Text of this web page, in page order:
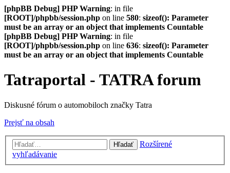
[phpBB Debug] PHP Warning: in file
[ROOT]/phpbb/session.php on line 580: sizeof(): Parameter
must be an array or an object that implements Countable
[phpBB Debug] PHP Warning: in file
[ROOT]/phpbb/session.php on line 636: sizeof(): Parameter
must be an array or an object that implements Countable
Tatraportal - TATRA forum
Diskusné fórum o automobiloch značky Tatra
Prejsť na obsah
Hľadať
Rozšírené
vyhľadávanie